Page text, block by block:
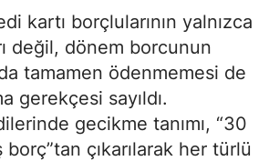
kartı borçlularının yalnızca
değil, dönem borcunun
tamamen ödenmemesi de
gerekçesi sayıldı.
gecikme tanımı, “30
borç”tan çıkarılarak her türlü